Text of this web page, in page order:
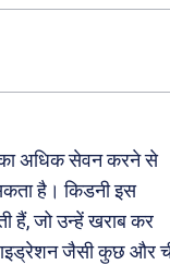
अधिक सेवन करने से
है। किडनी इस
हैं, जो उन्हें खराब कर
जैसी कुछ और